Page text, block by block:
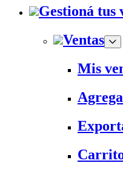
Gestioná tus
Ventas
Mis